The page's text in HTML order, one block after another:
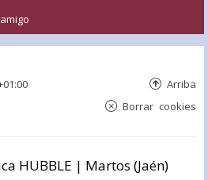
Arriba
Borrar cookies
HUBBLE | Martos (Jaén)